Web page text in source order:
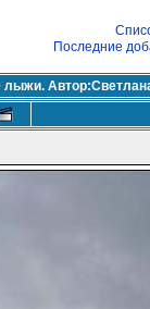
Последние
лыжи.